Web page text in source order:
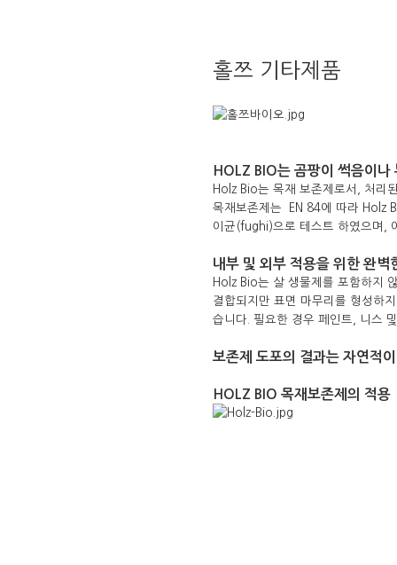
홀쯔 기타제품
HOLZ BIO는 곰팡이 썩음이
Holz Bio는 목재 보존제로서, 처리
목재보존제는 EN 84에 따라 Holz
이균(fughi)으로 테스트 하였으며,
내부 및 외부 적용을 위한 완벽
Holz Bio는 살 생물제를 포함하지
결합되지만 표면 마무리를 형성하
습니다. 필요한 경우 페인트, 니스
보존제 도포의 결과는 자연적
HOLZ BIO 목재보존제의 적용